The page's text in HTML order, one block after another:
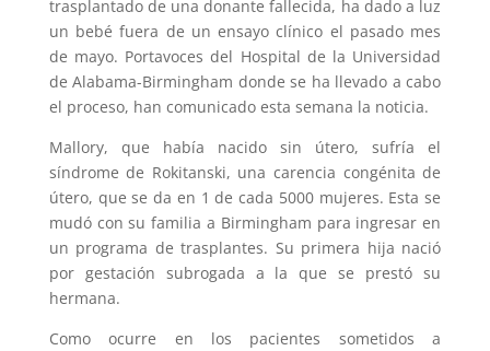
trasplantado de una donante fallecida, ha dado a luz
un bebé fuera de un ensayo clínico el pasado mes
de mayo. Portavoces del Hospital de la Universidad
de Alabama-Birmingham donde se ha llevado a cabo
el proceso, han comunicado esta semana la noticia.
Mallory, que había nacido sin útero, sufría el
síndrome de Rokitanski, una carencia congénita de
útero, que se da en 1 de cada 5000 mujeres. Esta se
mudó con su familia a Birmingham para ingresar en
un programa de trasplantes. Su primera hija nació
por gestación subrogada a la que se prestó su
hermana.
Como ocurre en los pacientes sometidos a